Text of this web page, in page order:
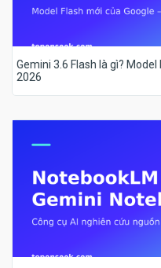
Gemini 3.6 Flash là gì?
2026